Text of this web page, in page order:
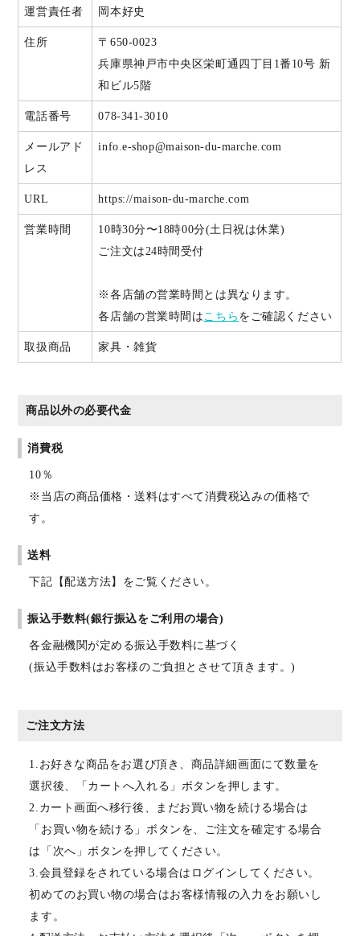
運営責任者 岡本好史
住所
〒650-0023
兵庫県神戸市中央区栄町通四丁目1番10号 新
和ビル5階
電話番号 078-341-3010
メールアド
レス
info.e-shop@maison-du-marche.com
URL https://maison-du-marche.com
営業時間
10時30分〜18時00分(土日祝は休業)
ご注文は24時間受付
※各店舗の営業時間とは異なります。
各店舗の営業時間は こちら をご確認ください
取扱商品 家具・雑貨
商品以外の必要代金
消費税
10％
※当店の商品価格・送料はすべて消費税込みの価格で
す。
送料
下記【配送方法】をご覧ください。
振込手数料(銀行振込をご利用の場合)
各金融機関が定める振込手数料に基づく
(振込手数料はお客様のご負担とさせて頂きます。)
ご注文方法
1.お好きな商品をお選び頂き、商品詳細画面にて数量を
選択後、「カートへ入れる」ボタンを押します。
2.カート画面へ移行後、まだお買い物を続ける場合は
「お買い物を続ける」ボタンを、ご注文を確定する場合
は「次へ」ボタンを押してください。
3.会員登録をされている場合はログインしてください。
初めてのお買い物の場合はお客様情報の入力をお願いし
ます。